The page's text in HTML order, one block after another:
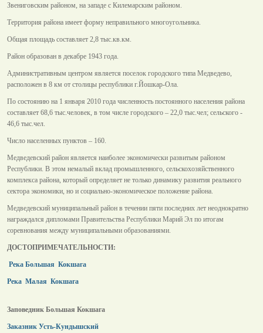
Звениговским районом, на западе с Килемарским районом.
Территория района имеет форму неправильного многоугольника.
Общая площадь составляет 2,8 тыс.кв.км.
Район образован в декабре 1943 года.
Административным центром является поселок городского типа Медведево,
расположен в 8 км от столицы республики г.Йошкар-Ола.
По состоянию на 1 января 2010 года численность постоянного населения района
составляет 68,6 тыс.человек, в том числе городского – 22,0 тыс.чел; сельского -
46,6 тыс.чел.
Число населенных пунктов – 160.
Медведевский район является наиболее экономически развитым районом
Республики. В этом немалый вклад промышленного, сельскохозяйственного
комплекса района, который определяет не только динамику развития реального
сектора экономики, но и социально-экономическое положение района.
Медведевский муниципальный район в течении пяти последних лет неоднократно
награждался дипломами Правительства Республики Марий Эл по итогам
соревнования между муниципальными образованиями.
ДОСТОПРИМЕЧАТЕЛЬНОСТИ:
Река Большая Кокшага
Река Малая Кокшага
Заповедник Большая Кокшага
Заказник Усть-Кундышский